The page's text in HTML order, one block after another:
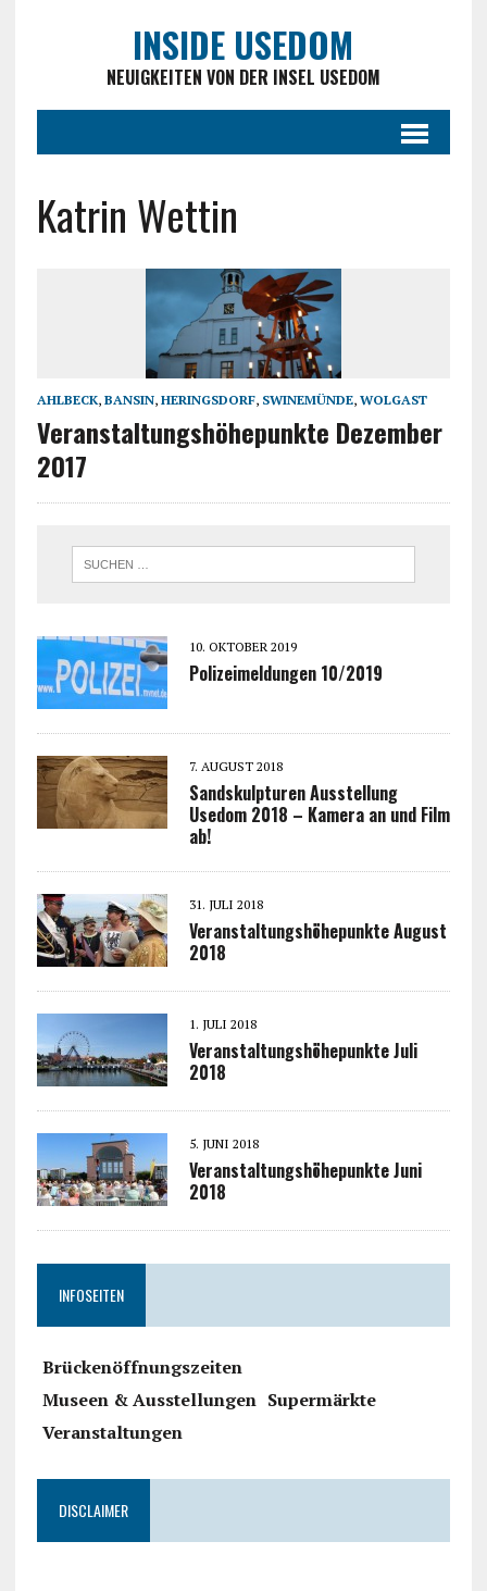
INSIDE USEDOM
NEUIGKEITEN VON DER INSEL USEDOM
Katrin Wettin
AHLBECK, BANSIN, HERINGSDORF, SWINEMÜNDE, WOLGAST
Veranstaltungshöhepunkte Dezember
2017
10. OKTOBER 2019
Polizeimeldungen 10/2019
7. AUGUST 2018
Sandskulpturen Ausstellung
Usedom 2018 – Kamera an und Film
ab!
31. JULI 2018
Veranstaltungshöhepunkte August
2018
1. JULI 2018
Veranstaltungshöhepunkte Juli
2018
5. JUNI 2018
Veranstaltungshöhepunkte Juni
2018
INFOSEITEN
Brückenöffnungszeiten
Museen & Ausstellungen Supermärkte
Veranstaltungen
DISCLAIMER